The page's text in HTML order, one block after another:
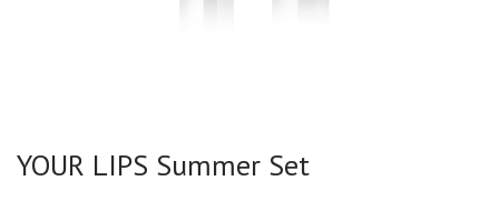
YOUR LIPS Summer Set